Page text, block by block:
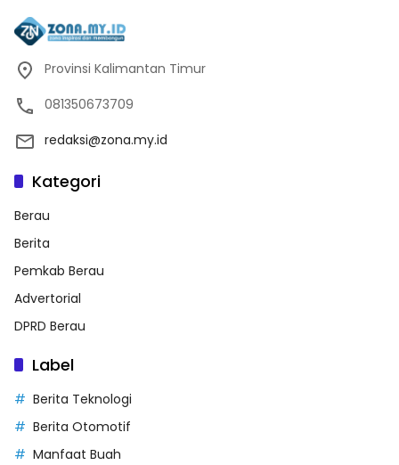
Provinsi Kalimantan Timur
081350673709
redaksi@zona.my.id
Kategori
Berau
Berita
Pemkab Berau
Advertorial
DPRD Berau
Label
Berita Teknologi
Berita Otomotif
Manfaat Buah